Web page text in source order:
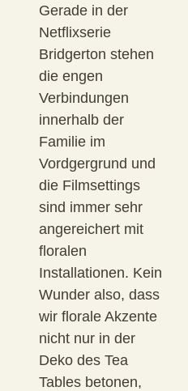
Gerade in der
Netflixserie
Bridgerton stehen
die engen
Verbindungen
innerhalb der
Familie im
Vordgergrund und
die Filmsettings
sind immer sehr
angereichert mit
floralen
Installationen. Kein
Wunder also, dass
wir florale Akzente
nicht nur in der
Deko des Tea
Tables betonen,